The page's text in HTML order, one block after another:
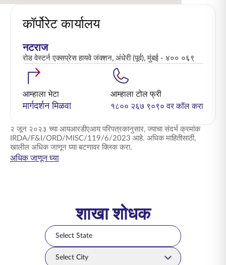
कॉर्पोरेट कार्यालय
नटराज
रोड वेस्टर्न एक्सप्रेस हायवे जंक्शन, अंधेरी (पूर्व), मुंबई - ४०० ०६९
आम्हाला भेटा
मार्गदर्शन मिळवा
आम्हाला टोल फ्री
१८०० २६७ ९०९० वर कॉल करा
२ जून २०२३ च्या आयआरडीएआय परिपत्रकानुसार, ज्याचा संदर्भ क्रमांक
IRDA/F&I/ORD/MISC/119/6/2023 आहे. अधिक माहितीसाठी,
खालील अधिक जाणून घ्या बटणावर क्लिक करा.
अधिक जाणून घ्या
शाखा शोधक
Select State
Select State
Select City
Select City
Select Pincode